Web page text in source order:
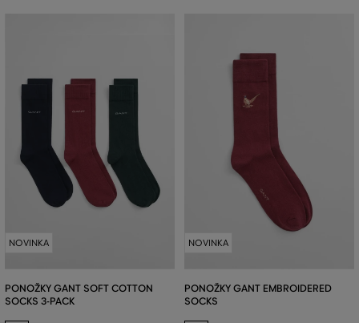
NOVINKA
PONOŽKY GANT SOFT COTTON
SOCKS 3-PACK
NOVINKA
PONOŽKY GANT EMBROIDERED
SOCKS